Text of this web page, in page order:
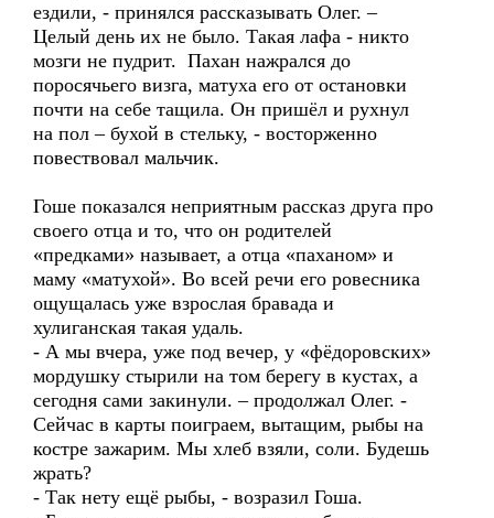
ездили, - принялся рассказывать Олег. –
Целый день их не было. Такая лафа - никто
мозги не пудрит. Пахан нажрался до
поросячьего визга, матуха его от остановки
почти на себе тащила. Он пришёл и рухнул
на пол – бухой в стельку, - восторженно
повествовал мальчик.
Гоше показался неприятным рассказ друга про
своего отца и то, что он родителей
«предками» называет, а отца «паханом» и
маму «матухой». Во всей речи его ровесника
ощущалась уже взрослая бравада и
хулиганская такая удаль.
- А мы вчера, уже под вечер, у «фёдоровских»
мордушку стырили на том берегу в кустах, а
сегодня сами закинули. – продолжал Олег. -
Сейчас в карты поиграем, вытащим, рыбы на
костре зажарим. Мы хлеб взяли, соли. Будешь
жрать?
- Так нету ещё рыбы, - возразил Гоша.